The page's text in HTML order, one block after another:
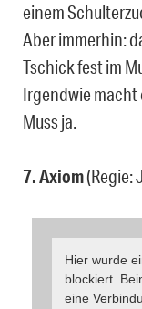
einem
Aber immerhin:
Tschick fest im
Irgendwie macht
Muss ja.
7. Axiom(Regie:
Hier wurde
blockiert.
eine